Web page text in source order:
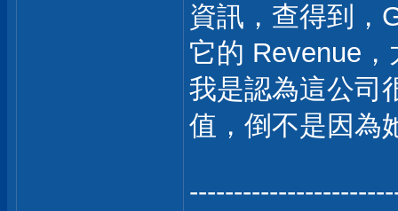
資訊，查得到，
它的 Revenue，
我是認為這公司
值，倒不是因為